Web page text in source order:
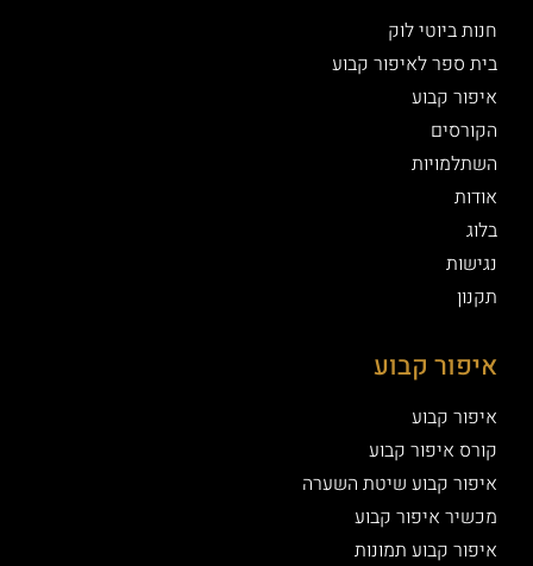
חנות ביוטי לוק
בית ספר לאיפור קבוע
איפור קבוע
הקורסים
השתלמויות
אודות
בלוג
נגישות
תקנון
איפור קבוע
איפור קבוע
קורס איפור קבוע
איפור קבוע שיטת השערה
מכשיר איפור קבוע
איפור קבוע תמונות